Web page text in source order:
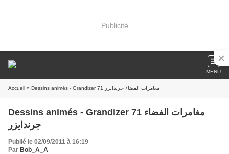
Publicité
MENU
Accueil » Dessins animés - Grandizer 71 مغامرات الفضاء جرندايزر
Dessins animés - Grandizer 71 مغامرات الفضاء
جرندايزر
Publié le 02/09/2011 à 16:19
Par Bob_A_A